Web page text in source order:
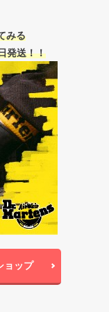
みる
発送！！
ョップ